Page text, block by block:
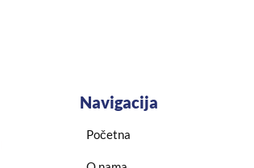
Navigacija
Početna